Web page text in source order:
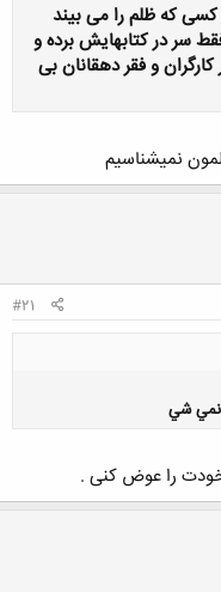
که ظلم را می بیند
سر در کتابهایش برده و
و فقر دهقانان بی
نمیشناسیم
#21
نمي شي
را عوض کنی .